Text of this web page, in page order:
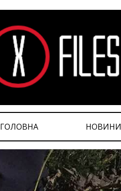
ГОЛОВНА НОВИНИ